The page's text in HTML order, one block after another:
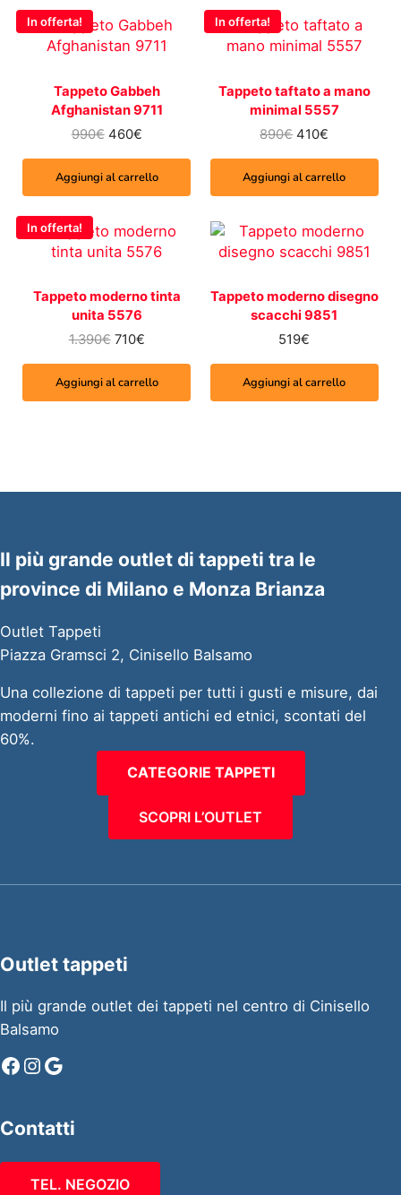
In offerta!
Tappeto Gabbeh
Afghanistan 9711
990€ Il prezzo originale era: 990€.
460€Il prezzo attuale è: 460€.
Aggiungi al carrello
In offerta!
Tappeto taftato a mano
minimal 5557
890€ Il prezzo
410€
Aggiungi al carrello
In offerta!
Tappeto moderno tinta
unita 5576
1.390€ Il prezzo originale era: 1.390€.
710€Il prezzo attuale è: 710€.
Aggiungi al carrello
Tappeto moderno disegno
scacchi 9851
519€
Aggiungi al carrello
Il più grande outlet di tappeti tra le
province di Milano e Monza Brianza
Outlet Tappeti
Piazza Gramsci 2, Cinisello Balsamo
Una collezione di tappeti per tutti i gusti e misure, dai
moderni fino ai tappeti antichi ed etnici, scontati del
60%.
CATEGORIE TAPPETI
SCOPRI L’OUTLET
Outlet tappeti
Il più grande outlet dei tappeti nel centro di Cinisello
Balsamo
Facebook
Instagram
Google
Contatti
TEL. NEGOZIO